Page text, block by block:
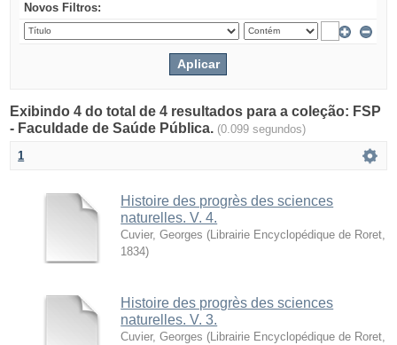
Novos Filtros:
Exibindo 4 do total de 4 resultados para a coleção: FSP
- Faculdade de Saúde Pública. (0.099 segundos)
1
Histoire des progrès des sciences
naturelles. V. 4.
Cuvier, Georges ( Librairie Encyclopédique de Roret
1834)
Histoire des progrès des sciences
naturelles. V. 3.
Cuvier, Georges ( Librairie Encyclopédique de Roret